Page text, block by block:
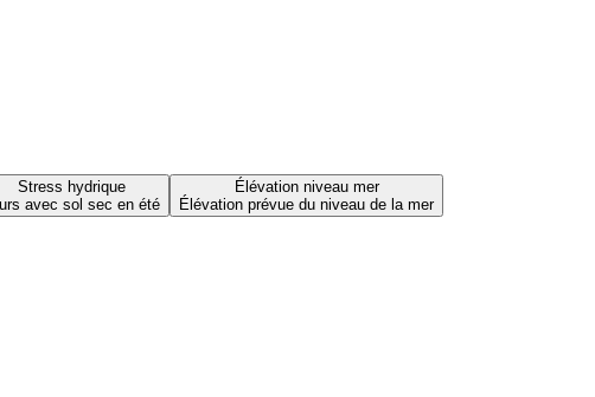
Stress hydrique
avec sol sec en été
Élévation niveau mer
Élévation prévue du niveau de la mer